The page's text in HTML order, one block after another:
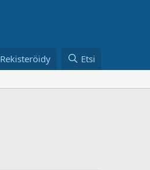
Rekisteröidy Etsi